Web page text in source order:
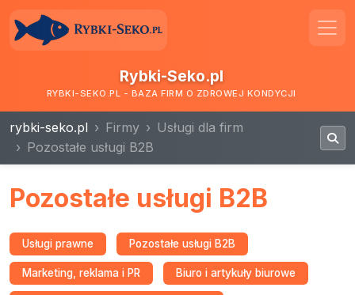
Rybki-Seko.pl
RYBKI-SEKO.PL - BAZA FIRM O ZDROWEJ KONDYCJI
rybki-seko.pl Firmy
Usługi dla firm
Pozostałe usługi B2B
Pozostałe usługi B2B
Usługi prawne Pozostałe usługi B2B
Marketing, reklama i PR Biuro i artykuły biurowe